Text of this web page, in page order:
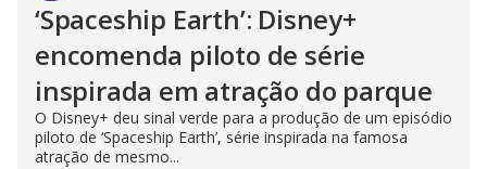
‘Spaceship Earth’: Disney+
encomenda piloto de série
inspirada em atração do parque
O Disney+ deu sinal verde para a produção de um episódio
piloto de ‘Spaceship Earth’, série inspirada na famosa
atração de mesmo...